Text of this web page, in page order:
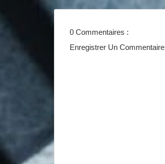
0 Commentaires :
Enregistrer Un Commentaire